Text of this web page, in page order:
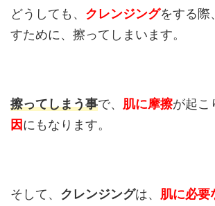
どうしても、 クレンジングをする際
すために、擦ってしまいます。
擦ってしまう事で、 肌に摩擦が起こ
因にもなります。
そして、 クレンジングは、 肌に必要